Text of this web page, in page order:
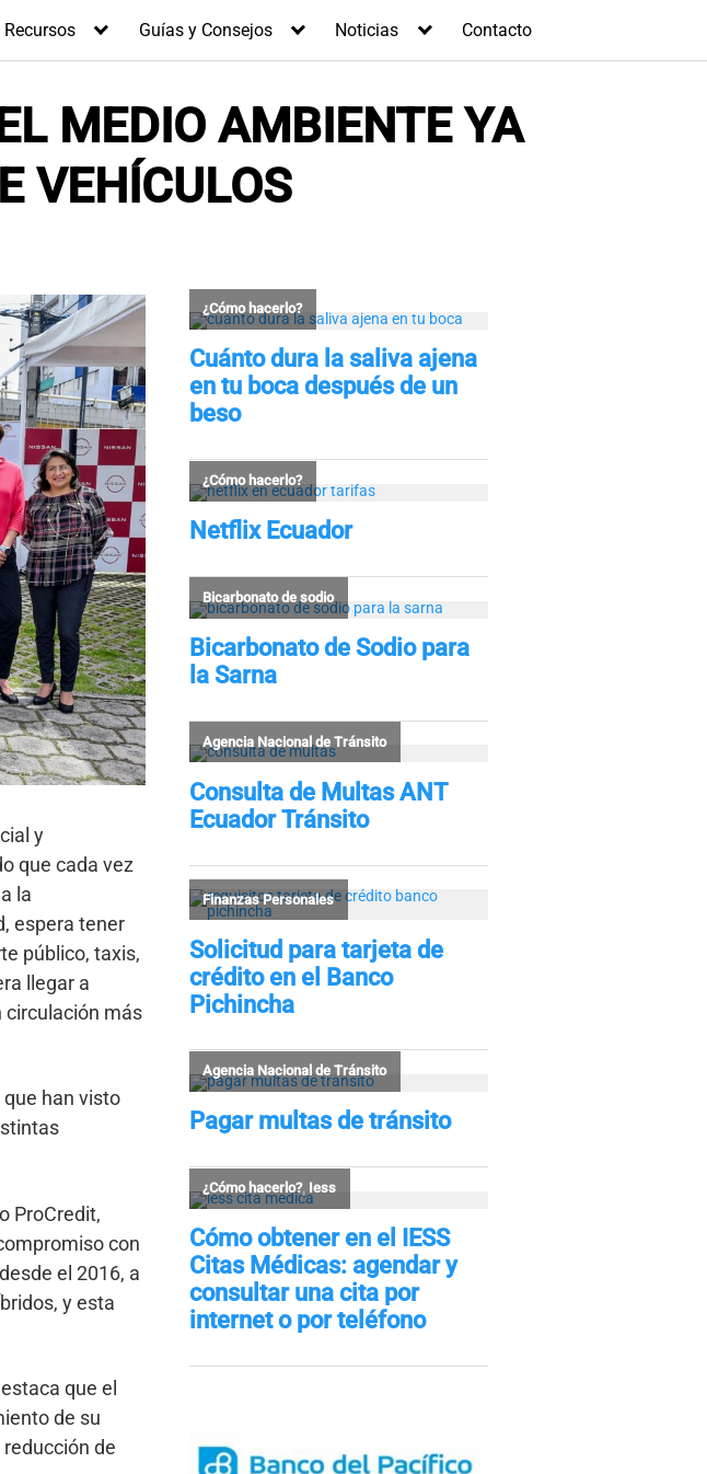
Guías y Consejos Noticias Contacto
MEDIO AMBIENTE YA
VEHÍCULOS
y
que cada vez
la
espera tener
público, taxis,
llegar a
circulación más
han visto
ProCredit,
con
el 2016, a
y esta
que el
de su
de